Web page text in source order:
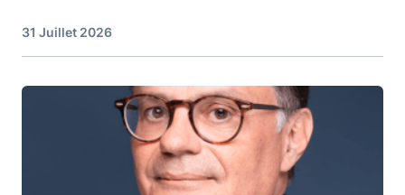
31 Juillet 2026
Image